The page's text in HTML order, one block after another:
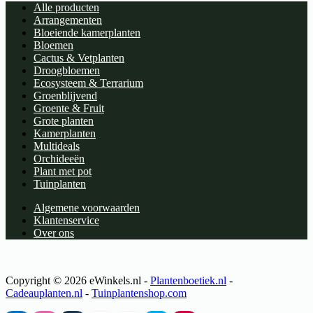
Alle producten
Arrangementen
Bloeiende kamerplanten
Bloemen
Cactus & Vetplanten
Droogbloemen
Ecosysteem & Terrarium
Groenblijvend
Groente & Fruit
Grote planten
Kamerplanten
Multideals
Orchideeën
Plant met pot
Tuinplanten
Algemene voorwaarden
Klantenservice
Over ons
Copyright © 2026 eWinkels.nl - Plantenboetiek.nl -
Cadeauplanten.nl - Tuinplantenshop.com